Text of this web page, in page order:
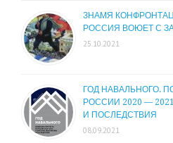
ЗНАМЯ
РОССИЯ ВОЮЕТ С
25.10.2021
ГОД НАВАЛЬНОГО.
РОССИИ 2020 —
И ПОСЛЕДСТВИЯ
08.09.2021